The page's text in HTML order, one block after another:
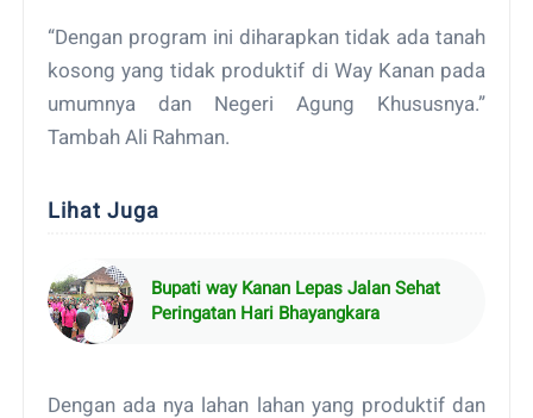
“Dengan program ini diharapkan tidak ada tanah
kosong yang tidak produktif di Way Kanan pada
umumnya dan Negeri Agung Khususnya.”
Tambah Ali Rahman.
Lihat Juga
Bupati way Kanan Lepas Jalan Sehat
Peringatan Hari Bhayangkara
Dengan ada nya lahan lahan yang produktif dan